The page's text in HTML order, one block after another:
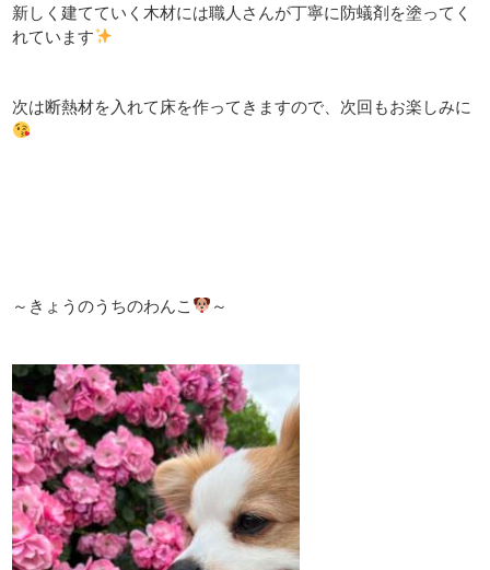
新しく建てていく木材には職人さんが丁寧に防蟻剤を塗ってく
れています
次は断熱材を入れて床を作ってきますので、次回もお楽しみに
～きょうのうちのわんこ ～